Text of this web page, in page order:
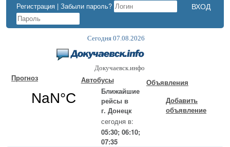
Регистрация | Забыли пароль?
Сегодня 07.08.2026
Докучаевск.инфо
Прогноз
Автобусы
Ближайшие
рейсы в
г. Донецк
сегодня в:
05:30; 06:10;
07:35
Объявления
Добавить
объявление